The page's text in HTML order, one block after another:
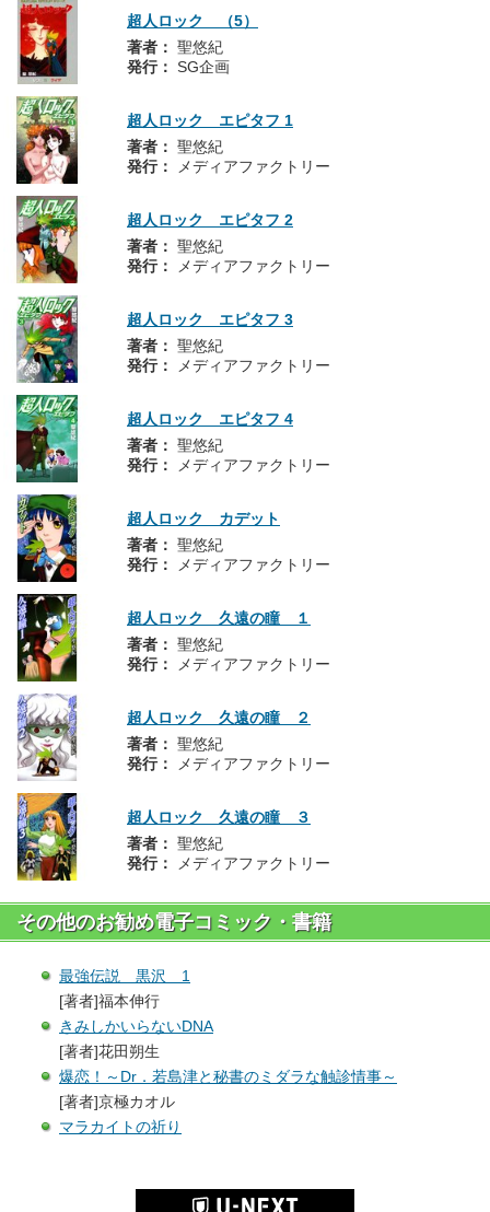
超人ロック （5）
著者： 聖悠紀
発行： SG企画
超人ロック エピタフ 1
著者： 聖悠紀
発行：
メディアファクトリー
超人ロック エピタフ 2
著者： 聖悠紀
発行：
メディアファクトリー
超人ロック エピタフ 3
著者： 聖悠紀
発行：
メディアファクトリー
超人ロック エピタフ 4
著者： 聖悠紀
発行：
メディアファクトリー
超人ロック カデット
著者： 聖悠紀
発行：
メディアファクトリー
超人ロック 久遠の瞳 １
著者： 聖悠紀
発行：
メディアファクトリー
超人ロック 久遠の瞳 ２
著者： 聖悠紀
発行：
メディアファクトリー
超人ロック 久遠の瞳 ３
著者： 聖悠紀
発行：
メディアファクトリー
その他のお勧め電子コミック・書籍
最強伝説 黒沢 1
[著者]福本伸行
きみしかいらないDNA
[著者]花田朔生
爆恋！～Dr．若島津と秘書のミダラな触診情事～
[著者]京極カオル
マラカイトの祈り